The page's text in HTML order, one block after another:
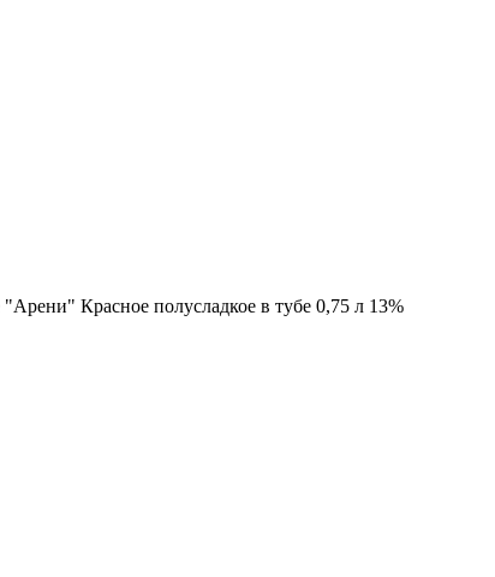
Красное полусладкое в тубе 0,75 л 13%